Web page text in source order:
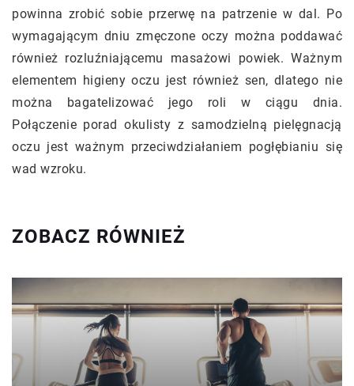
powinna zrobić sobie przerwę na patrzenie w dal. Po
wymagającym dniu zmęczone oczy można poddawać
również rozluźniającemu masażowi powiek. Ważnym
elementem higieny oczu jest również sen, dlatego nie
można bagatelizować jego roli w ciągu dnia.
Połączenie porad okulisty z samodzielną pielęgnacją
oczu jest ważnym przeciwdziałaniem pogłębianiu się
wad wzroku.
ZOBACZ RÓWNIEŻ